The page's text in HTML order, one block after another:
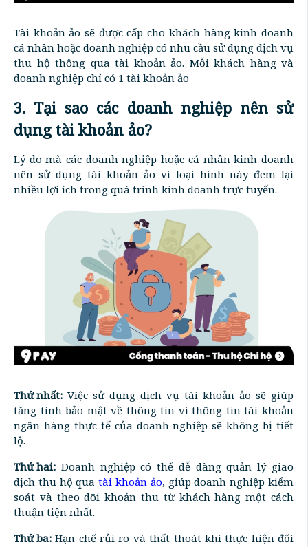
Tài khoản ảo sẽ được cấp cho khách hàng kinh doanh
cá nhân hoặc doanh nghiệp có nhu cầu sử dụng dịch vụ
thu hộ thông qua tài khoản ảo. Mỗi khách hàng và
doanh nghiệp chỉ có 1 tài khoản ảo
3. Tại sao các doanh nghiệp nên sử
dụng tài khoản ảo?
Lý do mà các doanh nghiệp hoặc cá nhân kinh doanh
nên sử dụng tài khoản ảo vì loại hình này đem lại
nhiều lợi ích trong quá trình kinh doanh trực tuyến.
Thứ nhất: Việc sử dụng dịch vụ tài khoản ảo sẽ giúp
tăng tính bảo mật về thông tin vì thông tin tài khoản
ngân hàng thực tế của doanh nghiệp sẽ không bị tiết
lộ.
Thứ hai: Doanh nghiệp có thể dễ dàng quản lý giao
dịch thu hộ quatài khoản ảo, giúp doanh nghiệp kiểm
soát và theo dõi khoản thu từ khách hàng một cách
thuận tiện nhất.
Thứ ba: Hạn chế rủi ro và thất thoát khi thực hiện đối